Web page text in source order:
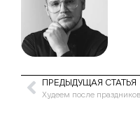
ПРЕДЫДУЩАЯ СТАТЬЯ